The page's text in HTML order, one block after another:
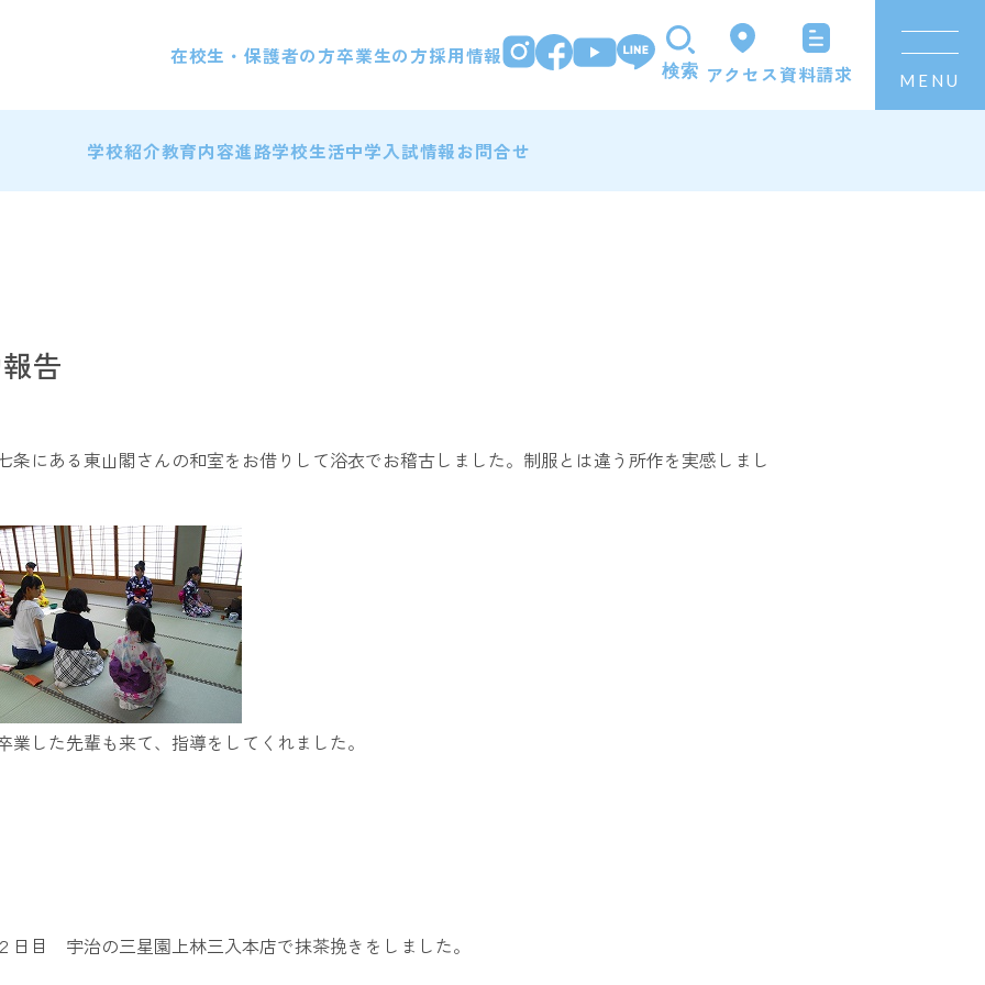
在校生・保護者の方卒業生の方採用情報
検索 アクセス資料請求 MENU
学校紹介教育内容進路学校生活中学入試情報お問合せ
告
条にある東山閣さんの和室をお借りして浴衣でお稽古しました。制服とは違う所作を実感しまし
した先輩も来て、指導をしてくれました。
日目 宇治の三星園上林三入本店で抹茶挽きをしました。